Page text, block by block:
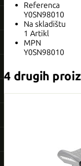
Referenca
Y0SN98010
Na skladištu
1 Artikl
MPN
Y0SN98010
4 drugih